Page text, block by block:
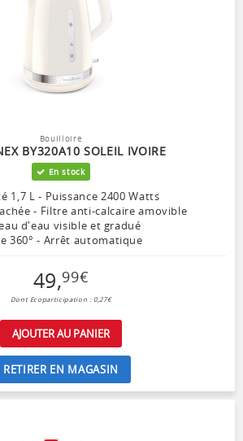
Bouilloire
BY320A10 SOLEIL IVOIRE
En stock
1,7 L - Puissance 2400 Watts
- Filtre anti-calcaire amovible
d'eau visible et gradué
360° - Arrêt automatique
49,99€
Dont Ecoparticipation : 0,27€
AJOUTER AU PANIER
RETIRER EN MAGASIN